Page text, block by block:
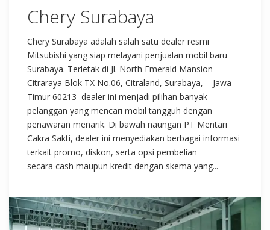
Chery Surabaya
Chery Surabaya adalah salah satu dealer resmi
Mitsubishi yang siap melayani penjualan mobil baru
Surabaya. Terletak di Jl. North Emerald Mansion
Citraraya Blok TX No.06, Citraland, Surabaya, – Jawa
Timur 60213 dealer ini menjadi pilihan banyak
pelanggan yang mencari mobil tangguh dengan
penawaran menarik. Di bawah naungan PT Mentari
Cakra Sakti, dealer ini menyediakan berbagai informasi
terkait promo, diskon, serta opsi pembelian
secara cash maupun kredit dengan skema yang...